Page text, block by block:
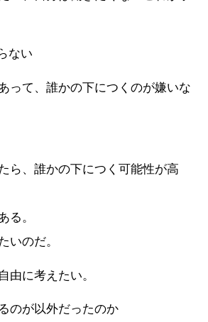
ない
って、誰かの下につくのが嫌いな
ら、誰かの下につく可能性が高
る。
いのだ。
由に考えたい。
のが以外だったのか